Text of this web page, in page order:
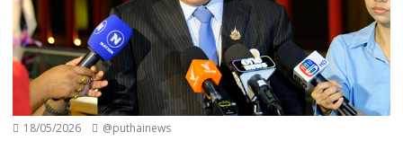
18/05/2026 @puthainews